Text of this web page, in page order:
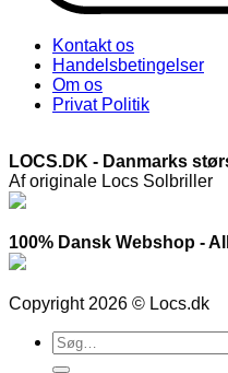
Kontakt os
Handelsbetingelser
Om os
Privat Politik
LOCS.DK - Danmarks
Af originale Locs Solbriller
100% Dansk Webshop -
Copyright 2026 © Locs.dk
Søg
efter: